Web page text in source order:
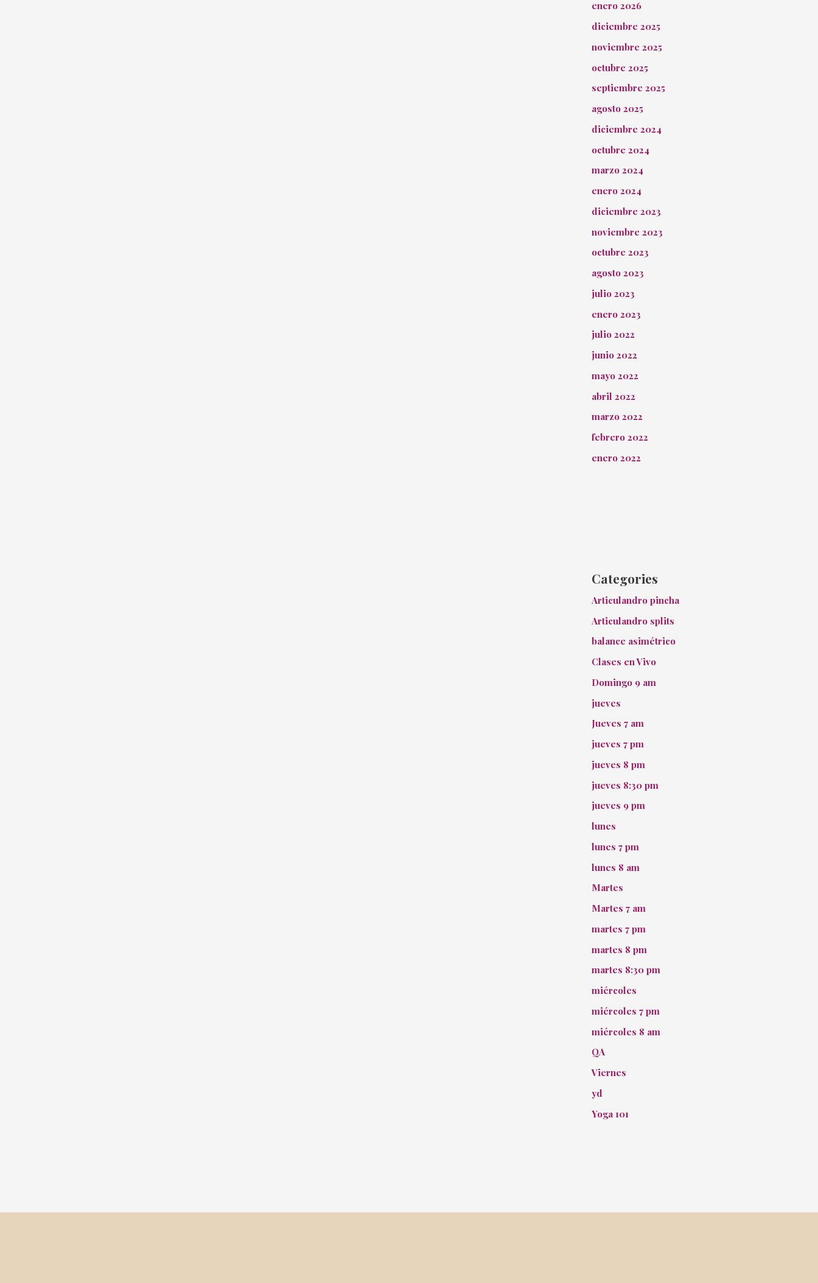
enero 2026
diciembre 2025
noviembre 2025
octubre 2025
septiembre 2025
agosto 2025
diciembre 2024
octubre 2024
marzo 2024
enero 2024
diciembre 2023
noviembre 2023
octubre 2023
agosto 2023
julio 2023
enero 2023
julio 2022
junio 2022
mayo 2022
abril 2022
marzo 2022
febrero 2022
enero 2022
Categories
Articulandro pincha
Articulandro splits
balance asimétrico
Clases en Vivo
Domingo 9 am
jueves
Jueves 7 am
jueves 7 pm
jueves 8 pm
jueves 8:30 pm
jueves 9 pm
lunes
lunes 7 pm
lunes 8 am
Martes
Martes 7 am
martes 7 pm
martes 8 pm
martes 8:30 pm
miércoles
miércoles 7 pm
miércoles 8 am
QA
Viernes
yd
Yoga 101